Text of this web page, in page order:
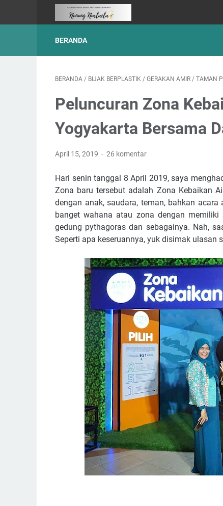
BERANDA
BERANDA / BIJAK BERPLASTIK / GERAKAN AMIR / TAMAN
Peluncuran Zona
Yogyakarta Bersama
April 15, 2019 26 komentar
Hari senin tanggal 8 April 2019, saya
Zona baru tersebut adalah Zona Kebaikan
dengan anak, saudara, teman, bahkan
banget wahana atau zona dengan
gedung pythagoras dan sebagainya. Nah,
Seperti apa keseruannya, yuk disimak ulasan